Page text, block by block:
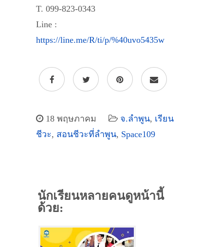
T. 099-823-0343
Line :
https://line.me/R/ti/p/%40uvo5435w
18 พฤษภาคม จ.ลำพูน, เรียน
ชีวะ, สอนชีวะที่ลำพูน, Space109
นักเรียนหลายคนดูหน้านี้
ด้วย: